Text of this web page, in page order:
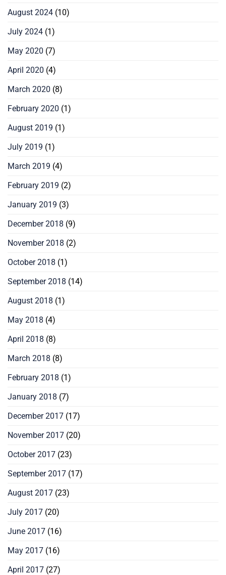
August 2024 (10)
July 2024 (1)
May 2020 (7)
April 2020 (4)
March 2020 (8)
February 2020 (1)
August 2019 (1)
July 2019 (1)
March 2019 (4)
February 2019 (2)
January 2019 (3)
December 2018 (9)
November 2018 (2)
October 2018 (1)
September 2018 (14)
August 2018 (1)
May 2018 (4)
April 2018 (8)
March 2018 (8)
February 2018 (1)
January 2018 (7)
December 2017 (17)
November 2017 (20)
October 2017 (23)
September 2017 (17)
August 2017 (23)
July 2017 (20)
June 2017 (16)
May 2017 (16)
April 2017 (27)